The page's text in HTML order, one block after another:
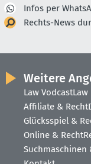
Infos per
Rechts-News
Weitere
Law VodcastLaw
Affiliate & Recht
Glücksspiel &
Online & Recht
Suchmaschinen